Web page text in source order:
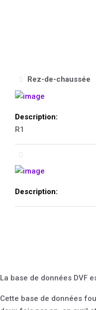
Rez-de-chaussée
Description:
R1
Description:
La base de données DVF
Cette base de données